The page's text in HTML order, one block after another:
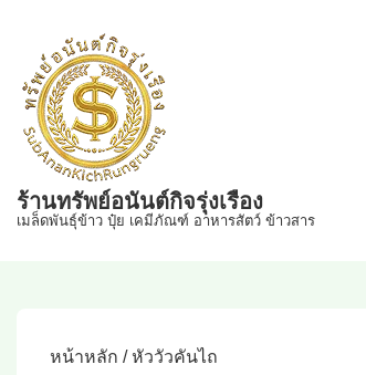
Main
Content
ร้านทรัพย์อนันต์กิจรุ่งเรือง
เมล็ดพันธุ์ข้าว ปุ๋ย เคมีภัณฑ์ อาหารสัตว์ ข้าวสาร
หน้าหลัก / หัววัวคันไถ